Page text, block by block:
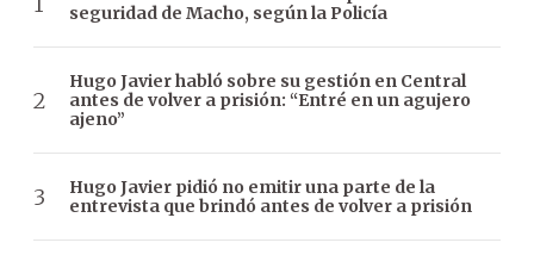
seguridad de Macho, según la Policía
Hugo Javier habló sobre su gestión en Central
antes de volver a prisión: “Entré en un agujero
ajeno”
Hugo Javier pidió no emitir una parte de la
entrevista que brindó antes de volver a prisión